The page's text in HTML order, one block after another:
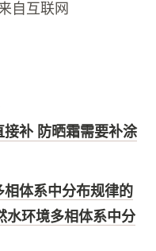
自互联网
补 防晒霜需要补涂
体系中分布规律的
水环境多相体系中分